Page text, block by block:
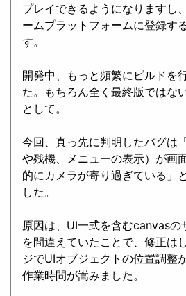
プレイできるようになりますし
ームプラットフォームに登録す
す。
開発中、もっと頻繁にビルドを
た。もちろん全く最終版ではな
として。
今回、真っ先に判明したバグは
や残機、メニューの表示）が画
的にカメラが寄り過ぎている」
した。
原因は、UI一式を含むcanvasの
を間違えていたことで、修正は
ジでUIオブジェクトの位置調整
作業時間が嵩みました。